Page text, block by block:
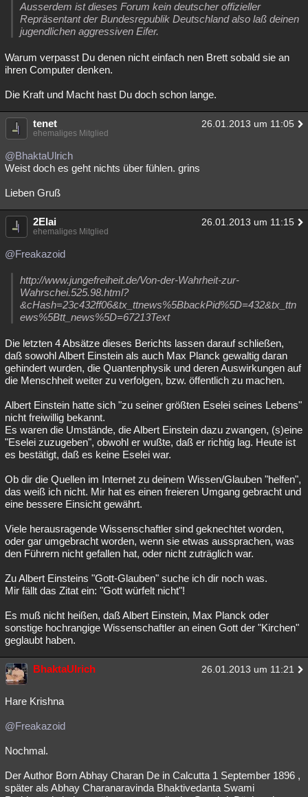
Ausserdem ist dieses Forum kein deutscher offizieller
Repräsentant der Bundesrepublik Deutschland also laß deinen
jugendlichen aggressiven Eifer.
Warum verpasst Du denen nicht einfach nen Brett sobald sie an
ihren Computer denken.
Die Kraft und Macht hast Du doch schon lange.
tenet 26.01.2013 um 11:05
ehemaliges Mitglied
@BhaktaUlrich
Weist doch es geht nichts über fühlen. grins
Lieben Gruß
2Elai 26.01.2013 um 11:15
ehemaliges Mitglied
@Freakazoid
http://www.jungefreiheit.de/Von-der-Wahrheit-zur-
Wahrschei.525.98.html?
&cHash=23c432ff06&tx_ttnews%5BbackPid%5D=432&tx_ttn
ews%5Btt_news%5D=67213Text
Die letzten 4 Absätze dieses Berichts lassen darauf schließen,
daß sowohl Albert Einstein als auch Max Planck gewaltig daran
gehindert wurden, die Quantenphysik und deren Auswirkungen auf
die Menschheit weiter zu verfolgen, bzw. öffentlich zu machen.
Albert Einstein hatte sich "zu seiner größten Eselei seines Lebens"
nicht freiwillig bekannt.
Es waren die Umstände, die Albert Einstein dazu zwangen, (s)eine
"Eselei zuzugeben", obwohl er wußte, daß er richtig lag. Heute ist
es bestätigt, daß es keine Eselei war.
Ob dir die Quellen im Internet zu deinem Wissen/Glauben "helfen",
das weiß ich nicht. Mir hat es einen freieren Umgang gebracht und
eine bessere Einsicht gewährt.
Viele herausragende Wissenschaftler sind geknechtet worden,
oder gar umgebracht worden, wenn sie etwas aussprachen, was
den Führern nicht gefallen hat, oder nicht zuträglich war.
Zu Albert Einsteins "Gott-Glauben" suche ich dir noch was.
Mir fällt das Zitat ein: "Gott würfelt nicht"!
Es muß nicht heißen, daß Albert Einstein, Max Planck oder
sonstige hochrangige Wissenschaftler an einen Gott der "Kirchen"
geglaubt haben.
BhaktaUlrich 26.01.2013 um 11:21
Hare Krishna
@Freakazoid
Nochmal.
Der Author Born Abhay Charan De in Calcutta 1 September 1896 ,
später als Abhay Charanaravinda Bhaktivedanta Swami